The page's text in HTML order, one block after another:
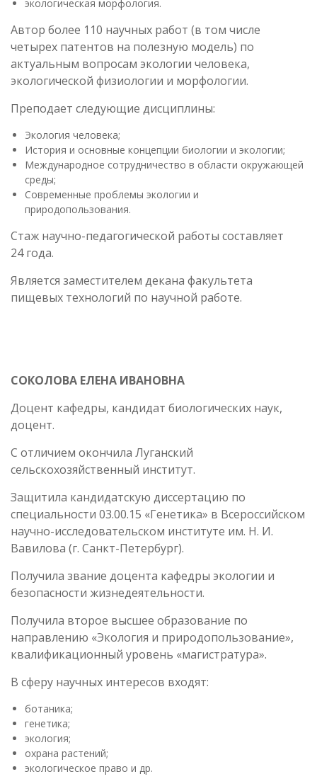
экологическая морфология.
Автор более 110 научных работ (в том числе
четырех патентов на полезную модель) по
актуальным вопросам экологии человека,
экологической физиологии и морфологии.
Преподает следующие дисциплины:
Экология человека;
История и основные концепции биологии и экологии;
Международное сотрудничество в области окружающей
среды;
Современные проблемы экологии и
природопользования.
Стаж научно-педагогической работы составляет
24 года.
Является заместителем декана факультета
пищевых технологий по научной работе.
СОКОЛОВА ЕЛЕНА ИВАНОВНА
Доцент кафедры, кандидат биологических наук,
доцент.
С отличием окончила Луганский
сельскохозяйственный институт.
Защитила кандидатскую диссертацию по
специальности 03.00.15 «Генетика» в Всероссийском
научно-исследовательском институте им. Н. И.
Вавилова (г. Санкт-Петербург).
Получила звание доцента кафедры экологии и
безопасности жизнедеятельности.
Получила второе высшее образование по
направлению «Экология и природопользование»,
квалификационный уровень «магистратура».
В сферу научных интересов входят:
ботаника;
генетика;
экология;
охрана растений;
экологическое право и др.